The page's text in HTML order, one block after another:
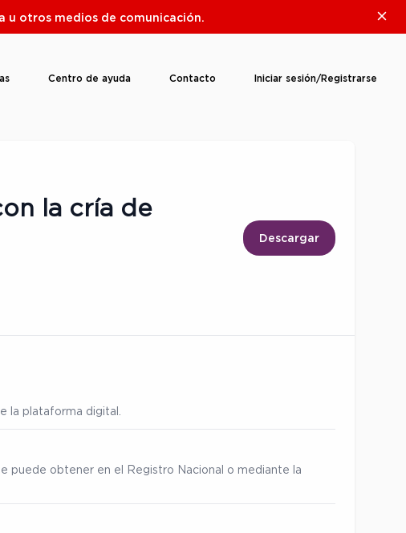
u otros medios de comunicación.
Centro de ayuda Contacto Iniciar sesión/Registrarse
la cría de
Descargar
la plataforma digital.
puede obtener en el Registro Nacional o mediante la